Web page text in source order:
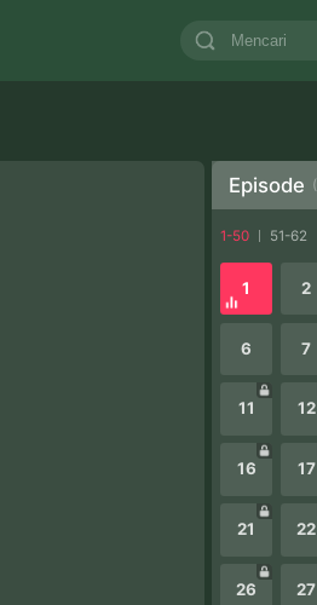
Episode (
1-50 51-62
1 2
6 7
11 12
16 17
21 22
26 27